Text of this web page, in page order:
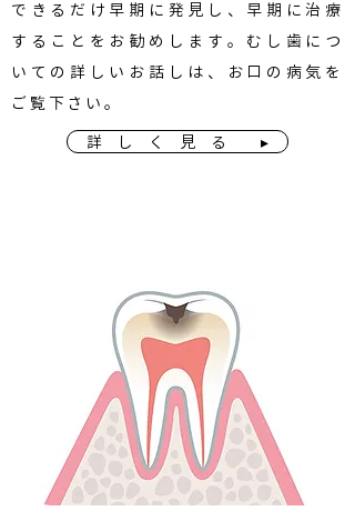
できるだけ早期に発見し、早期に治療
することをお勧めします。むし歯につ
いての詳しいお話しは、お口の病気を
ご覧下さい。
詳 し く 見 る ▸